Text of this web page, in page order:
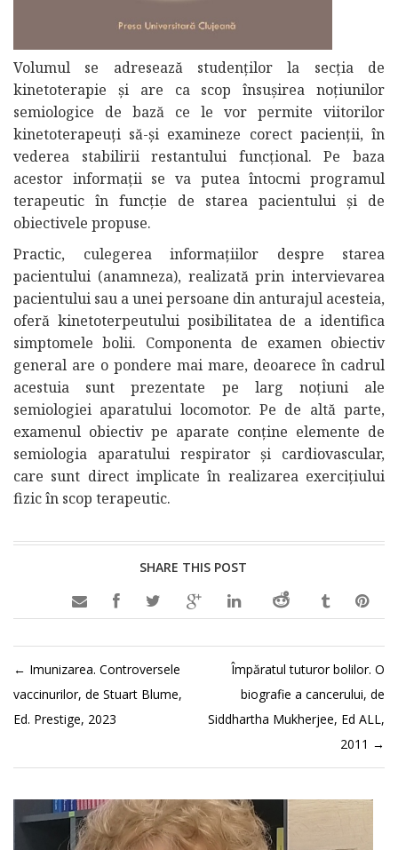
Volumul se adresează studenților la secția de
kinetoterapie și are ca scop însușirea noțiunilor
semiologice de bază ce le vor permite viitorilor
kinetoterapeuți să-și examineze corect pacienții, în
vederea stabilirii restantului funcțional. Pe baza
acestor informații se va putea întocmi programul
terapeutic în funcție de starea pacientului și de
obiectivele propuse.
Practic, culegerea informațiilor despre starea
pacientului (anamneza), realizată prin intervievarea
pacientului sau a unei persoane din anturajul acesteia,
oferă kinetoterpeutului posibilitatea de a identifica
simptomele bolii. Componenta de examen obiectiv
general are o pondere mai mare, deoarece în cadrul
acestuia sunt prezentate pe larg noțiuni ale
semiologiei aparatului locomotor. Pe de altă parte,
examenul obiectiv pe aparate conține elemente de
semiologia aparatului respirator și cardiovascular,
care sunt direct implicate în realizarea exercițiului
fizic în scop terapeutic.
SHARE THIS POST

← Imunizarea. Controversele
vaccinurilor, de Stuart Blume,
Ed. Prestige, 2023
Împăratul tuturor bolilor. O
biografie a cancerului, de
Siddhartha Mukherjee, Ed ALL,
2011 →